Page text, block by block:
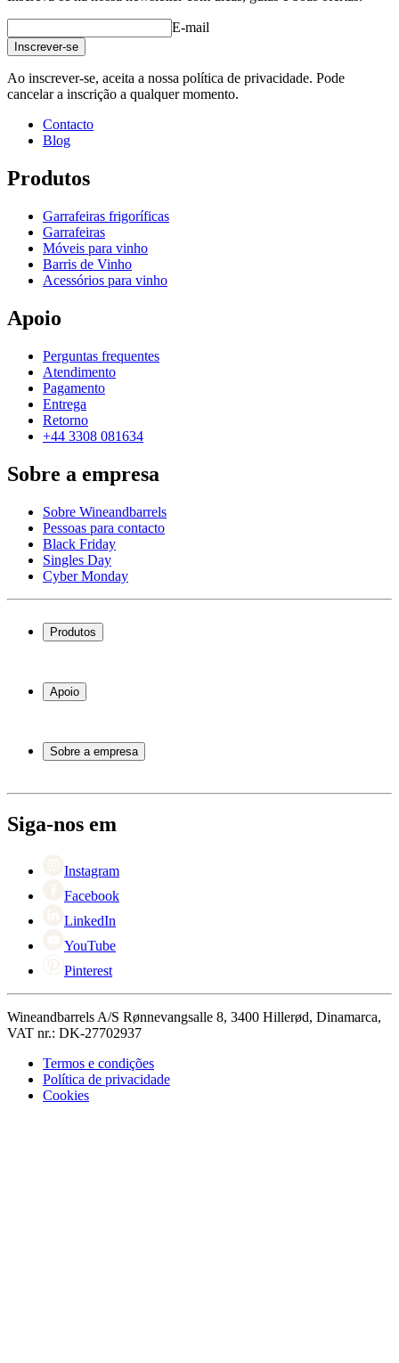
E-mail
Inscrever-se
Ao inscrever-se, aceita a nossa política de privacidade. Pode
cancelar a inscrição a qualquer momento.
Contacto
Blog
Produtos
Garrafeiras frigoríficas
Garrafeiras
Móveis para vinho
Barris de Vinho
Acessórios para vinho
Apoio
Perguntas frequentes
Atendimento
Pagamento
Entrega
Retorno
+44 3308 081634
Sobre a empresa
Sobre Wineandbarrels
Pessoas para contacto
Black Friday
Singles Day
Cyber Monday
Produtos
Garrafeiras
Móveis para vinho
Apoio
Atendimento
Pagamento
Retorno
Sobre a empresa
Black Friday
Singles Day
Siga-nos em
Instagram
Facebook
LinkedIn
YouTube
Pinterest
Wineandbarrels A/S Rønnevangsalle 8, 3400 Hillerød, Dinamarca,
VAT nr.: DK-27702937
Termos e condições
Política de privacidade
Cookies